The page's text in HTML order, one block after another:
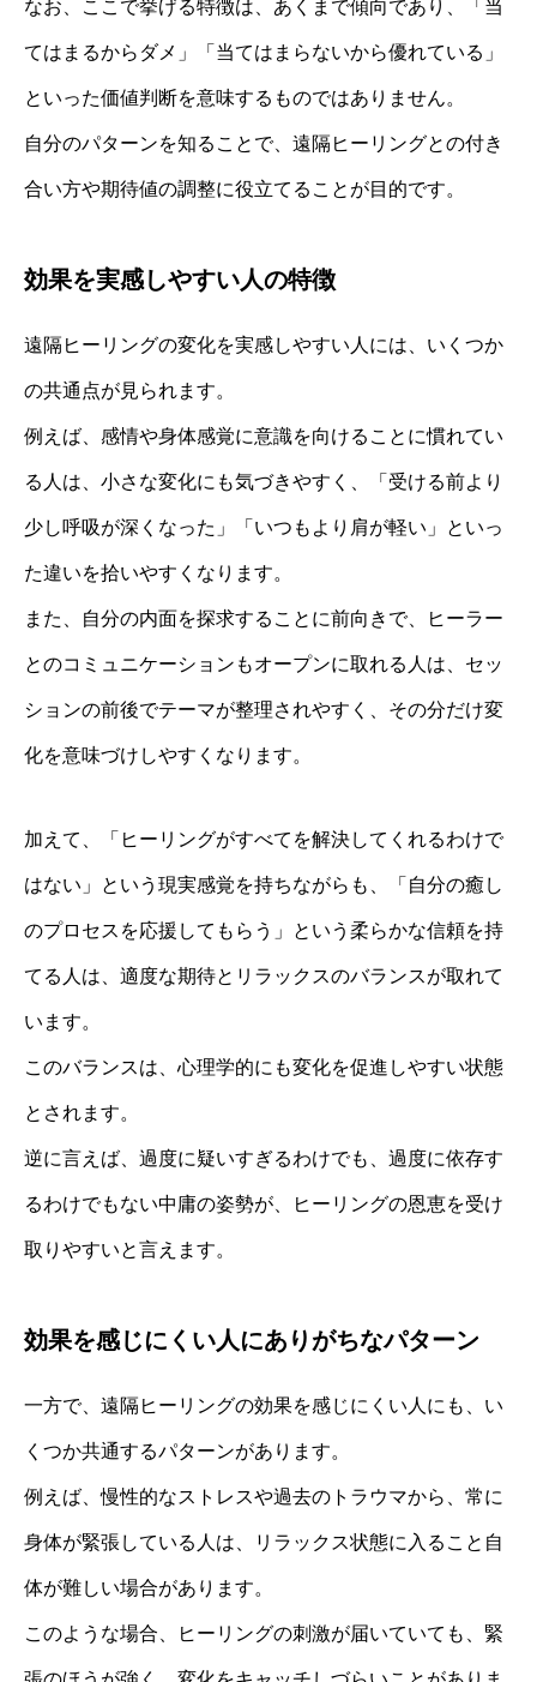
なお、ここで挙げる特徴は、あくまで傾向であり、「当
てはまるからダメ」「当てはまらないから優れている」
といった価値判断を意味するものではありません。
自分のパターンを知ることで、遠隔ヒーリングとの付き
合い方や期待値の調整に役立てることが目的です。
効果を実感しやすい人の特徴
遠隔ヒーリングの変化を実感しやすい人には、いくつか
の共通点が見られます。
例えば、感情や身体感覚に意識を向けることに慣れてい
る人は、小さな変化にも気づきやすく、「受ける前より
少し呼吸が深くなった」「いつもより肩が軽い」といっ
た違いを拾いやすくなります。
また、自分の内面を探求することに前向きで、ヒーラー
とのコミュニケーションもオープンに取れる人は、セッ
ションの前後でテーマが整理されやすく、その分だけ変
化を意味づけしやすくなります。
加えて、「ヒーリングがすべてを解決してくれるわけで
はない」という現実感覚を持ちながらも、「自分の癒し
のプロセスを応援してもらう」という柔らかな信頼を持
てる人は、適度な期待とリラックスのバランスが取れて
います。
このバランスは、心理学的にも変化を促進しやすい状態
とされます。
逆に言えば、過度に疑いすぎるわけでも、過度に依存す
るわけでもない中庸の姿勢が、ヒーリングの恩恵を受け
取りやすいと言えます。
効果を感じにくい人にありがちなパターン
一方で、遠隔ヒーリングの効果を感じにくい人にも、い
くつか共通するパターンがあります。
例えば、慢性的なストレスや過去のトラウマから、常に
身体が緊張している人は、リラックス状態に入ること自
体が難しい場合があります。
このような場合、ヒーリングの刺激が届いていても、緊